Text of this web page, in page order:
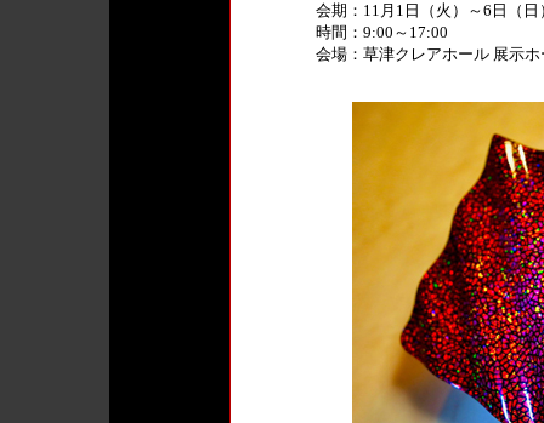
会期：11月1日（火）～6日（日
時間：9:00～17:00
会場：草津クレアホール 展示ホ